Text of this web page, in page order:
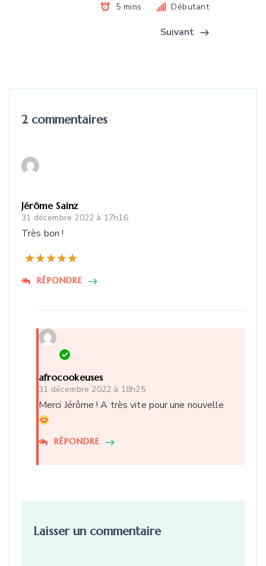
5 mins Débutant
Suivant
2 commentaires
Jérôme Sainz
31 décembre 2022 à 17h16
RÉPONDRE
Très bon !
afrocookeuses
31 décembre 2022 à 18h25
RÉPONDRE
Merci Jérôme ! A très vite pour une nouvelle
Laisser un commentaire